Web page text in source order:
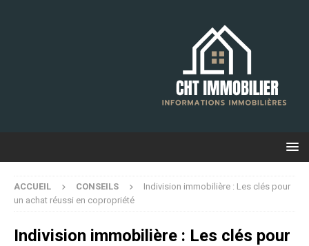
ACCUEIL CONSEILS
Indivision immobilière : Les clés pour
un achat réussi en copropriété
Indivision immobilière : Les clés pour